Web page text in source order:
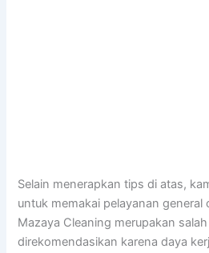
Selain menerapkan tips di atas,
untuk memakai pelayanan general
Mazaya Cleaning merupakan
direkomendasikan karena daya